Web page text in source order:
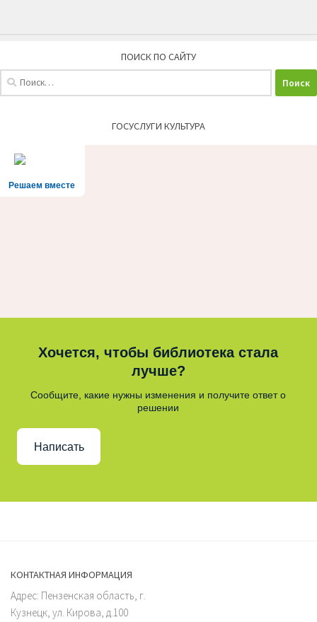
ПОИСК ПО САЙТУ
ГОСУСЛУГИ КУЛЬТУРА
Решаем вместе
Хочется, чтобы библиотека стала
лучше?
Сообщите, какие нужны изменения и получите ответ о
решении
Написать
КОНТАКТНАЯ ИНФОРМАЦИЯ
Адрес: Пензенская область, г.
Кузнецк, ул. Кирова, д.100